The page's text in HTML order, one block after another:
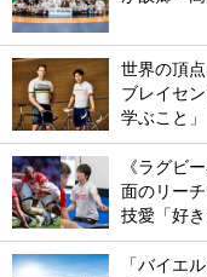
世界の頂
ブレイセ
学ぶこと
《ラグビ
面のリー
技愛「好
「バイエ